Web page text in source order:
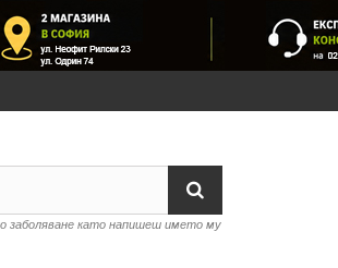
заболяване като напишеш името му